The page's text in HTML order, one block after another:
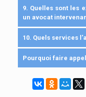
9. Quelles sont les
un avocat
10. Quels services
Pourquoi faire